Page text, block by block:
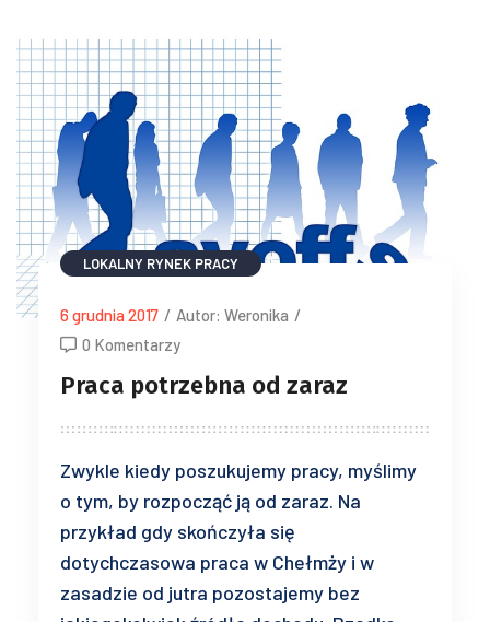
LOKALNY RYNEK PRACY
6 grudnia 2017 / Autor: Weronika /
0 Komentarzy
Praca potrzebna od zaraz
Zwykle kiedy poszukujemy pracy, myślimy
o tym, by rozpocząć ją od zaraz. Na
przykład gdy skończyła się
dotychczasowa praca w Chełmży i w
zasadzie od jutra pozostajemy bez